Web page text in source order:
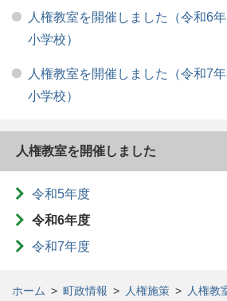
人権教室を開催しました（令和6
小学校）
人権教室を開催しました（令和7
小学校）
人権教室を開催しました
令和5年度
令和6年度
令和7年度
ホーム > 町政情報 > 人権施策 > 人権教